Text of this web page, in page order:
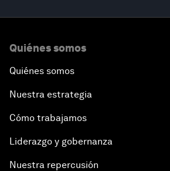
Quiénes somos
Quiénes somos
Nuestra estrategia
Cómo trabajamos
Liderazgo y gobernanza
Nuestra repercusión